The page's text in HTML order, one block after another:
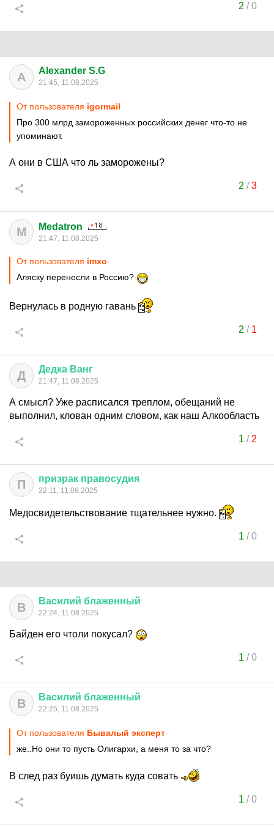
2 /0
A Alexander S.G
21:45, 11.08.2025
От пользователя igormail
Про 300 млрд замороженных российских денег что-то не
упоминают.
А они в США что ль заморожены?
2 /3
M Medatron
21:47, 11.08.2025
От пользователя imxo
Аляску перенесли в Россию?
Вернулась в родную гавань
2 / 1
Д Дедка Ванг
21:47, 11.08.2025
А смысл? Уже расписался треплом, обещаний не
выполнил, клован одним словом, как наш Алкообласть
1 / 2
П призрак правосудия
22:11, 11.08.2025
Медосвидетельствование тщательнее нужно.
1 /0
В Василий блаженный
22:24, 11.08.2025
Байден его чтоли покусал?
1 /0
В Василий блаженный
22:25, 11.08.2025
От пользователя Бывалый эксперт
же..Но они то пусть Олигархи, а меня то за что?
В след раз буишь думать куда совать
1 /0